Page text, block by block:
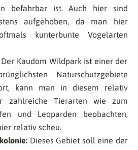
befahrbar ist. Auch hier sind
aufgehoben, da man hier
kunterbunte Vogelarten
Kaudom Wildpark ist einer der
Naturschutzgebiete
kann man in diesem relativ
zahlreiche Tierarten wie zum
und Leoparden beobachten,
relativ scheu.
Dieses Gebiet soll eine der